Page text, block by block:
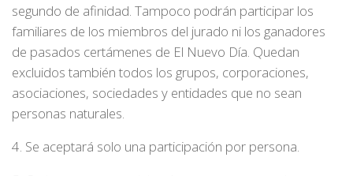
segundo de afinidad. Tampoco podrán participar los
familiares de los miembros del jurado ni los ganadores
de pasados certámenes de El Nuevo Día. Quedan
excluidos también todos los grupos, corporaciones,
asociaciones, sociedades y entidades que no sean
personas naturales.
4. Se aceptará solo una participación por persona.